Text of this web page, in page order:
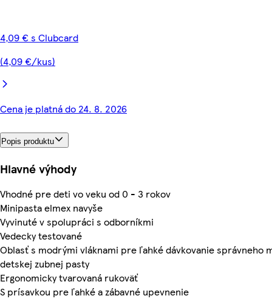
4,09 € s Clubcard
(4,09 €/kus)
Cena je platná do 24. 8. 2026
Popis produktu
Hlavné výhody
Vhodné pre deti vo veku od 0 - 3 rokov
Minipasta elmex navyše
Vyvinuté v spolupráci s odborníkmi
Vedecky testované
Oblasť s modrými vláknami pre ľahké dávkovanie správneho
detskej zubnej pasty
Ergonomicky tvarovaná rukoväť
S prísavkou pre ľahké a zábavné upevnenie